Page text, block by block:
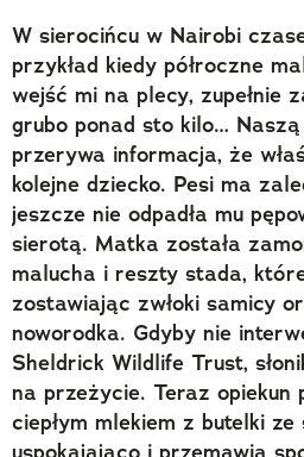
Polecane
W sierocińcu w Nairobi
przykład kiedy półroczne
wejść mi na plecy, zupełnie
grubo ponad sto kilo…
przerywa informacja, że
kolejne dziecko. Pesi ma
jeszcze nie odpadła mu
sierotą. Matka została
malucha i reszty stada, które
zostawiając zwłoki samicy
noworodka. Gdyby nie
Sheldrick Wildlife Trust,
na przeżycie. Teraz opiekun
ciepłym mlekiem z butelki ze